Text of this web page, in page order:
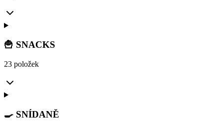
🍟 SNACKS
23 položek
🍳 SNÍDANĚ